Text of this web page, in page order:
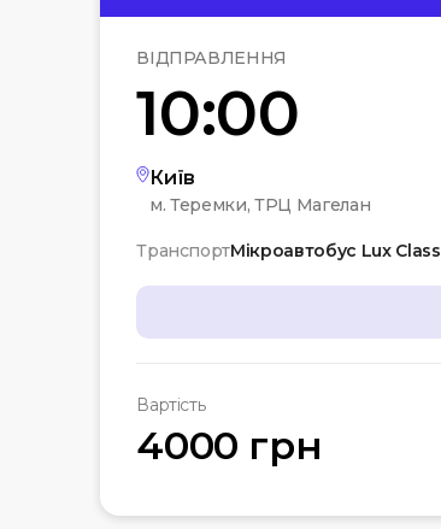
ВІДПРАВЛЕННЯ
10:00
Київ
м. Теремки, ТРЦ Магелан
ТранспортМікроавтобус Lux Class
07:00
Автостанція
10:00Київ
Вартість
4000 грн